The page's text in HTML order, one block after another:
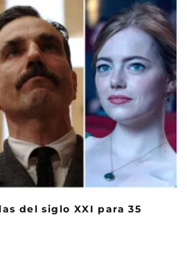
del siglo XXI para 35